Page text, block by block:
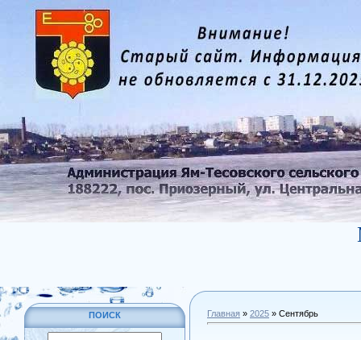
ПОИСК Главная » 2025 » Сентябрь